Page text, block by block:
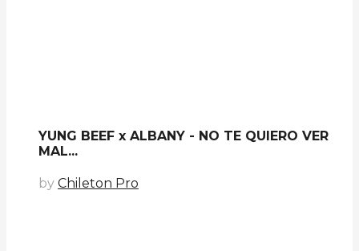
YUNG BEEF x ALBANY - NO TE QUIERO VER
MAL...
by Chileton Pro